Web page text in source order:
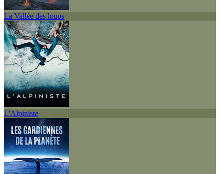
La Vallée des loups
L'Alpiniste